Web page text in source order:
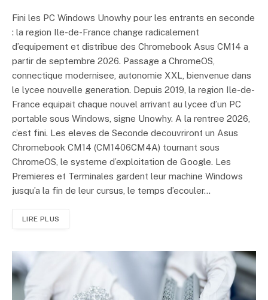
Fini les PC Windows Unowhy pour les entrants en seconde
: la region Ile-de-France change radicalement
d’equipement et distribue des Chromebook Asus CM14 a
partir de septembre 2026. Passage a ChromeOS,
connectique modernisee, autonomie XXL, bienvenue dans
le lycee nouvelle generation. Depuis 2019, la region Ile-de-
France equipait chaque nouvel arrivant au lycee d’un PC
portable sous Windows, signe Unowhy. A la rentree 2026,
c’est fini. Les eleves de Seconde decouvriront un Asus
Chromebook CM14 (CM1406CM4A) tournant sous
ChromeOS, le systeme d’exploitation de Google. Les
Premieres et Terminales gardent leur machine Windows
jusqu’a la fin de leur cursus, le temps d’ecouler…
LIRE PLUS